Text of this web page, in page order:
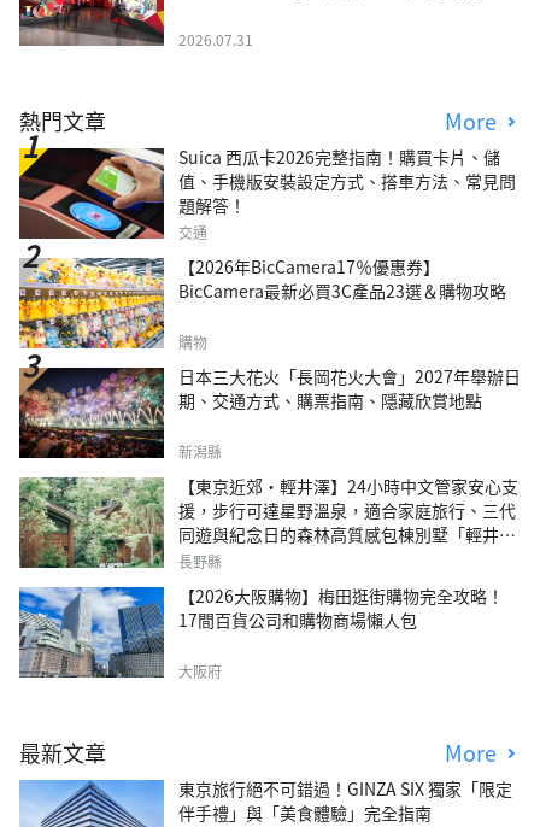
2026.07.31
熱門文章 More
Suica 西瓜卡2026完整指南！購買卡片、儲
值、手機版安裝設定方式、搭車方法、常見問
題解答！
交通
【2026年BicCamera17％優惠券】
BicCamera最新必買3C產品23選＆購物攻略
購物
日本三大花火「長岡花火大會」2027年舉辦日
期、交通方式、購票指南、隱藏欣賞地點
新潟縣
【東京近郊・輕井澤】24小時中文管家安心支
援，步行可達星野溫泉，適合家庭旅行、三代
同遊與紀念日的森林高質感包棟別墅「輕井澤
森四季VILLA」
長野縣
【2026大阪購物】梅田逛街購物完全攻略！
17間百貨公司和購物商場懶人包
大阪府
最新文章 More
東京旅行絕不可錯過！GINZA SIX 獨家「限定
伴手禮」與「美食體驗」完全指南